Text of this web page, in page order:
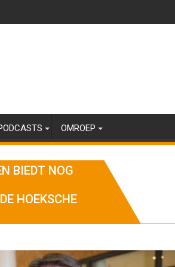
OMROEP
BIEDT NOG
HOEKSCHE